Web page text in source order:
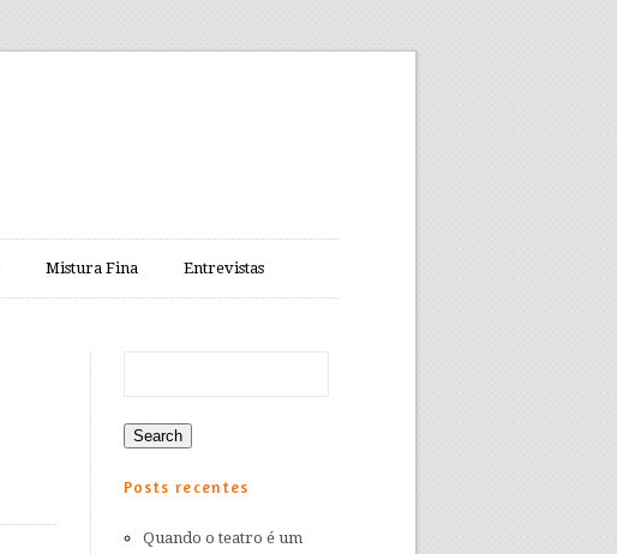
Mistura Fina Entrevistas
Posts recentes
Quando o teatro é um